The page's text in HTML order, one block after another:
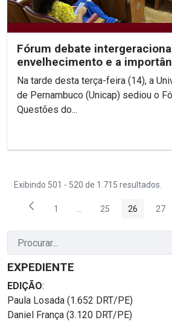
Fórum debate
envelhecimento e a
convivência entre gerações
Na tarde desta terça-feira (14), a
de Pernambuco (Unicap) sediou o
Questões do...
Exibindo 501 - 520 de 1.715 resultados.
Página
1 Páginas intermediárias
Página
25 Página
26 27
EXPEDIENTE
EDIÇÃO:
Paula Losada (1.652 DRT/PE)
Daniel França (3.120 DRT/PE)